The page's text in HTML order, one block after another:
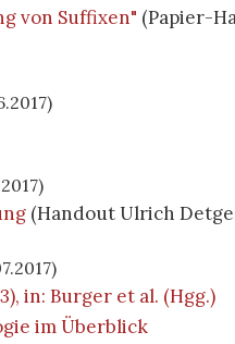
von Suffixen" (Papier-
(Handout Ulrich
in: Burger et al. (Hgg.)
im Überblick